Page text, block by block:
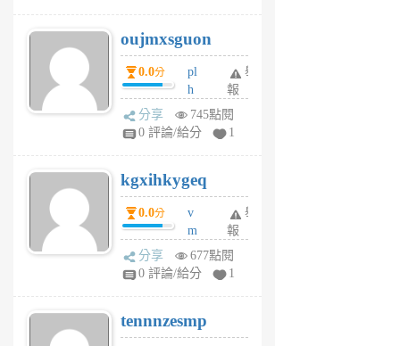
個
月
前
個
月
前
oujmxsguon
0.0分
pl
h
wi
w
6
個
月
前
舉
報
分享
745點閱
0 評論/給分
1
kgxihkygeq
0.0分
v
m
sg
sr
6
個
舉
報
分享
677點閱
0 評論/給分
1
tennnzesmp